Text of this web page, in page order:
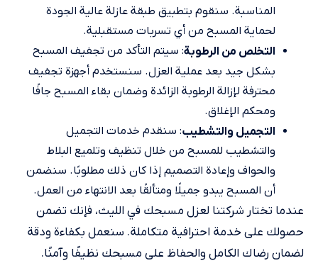
المناسبة. سنقوم بتطبيق طبقة عازلة عالية الجودة
لحماية المسبح من أي تسربات مستقبلية.
التخلص من الرطوبة: سيتم التأكد من تجفيف المسبح
بشكل جيد بعد عملية العزل. سنستخدم أجهزة تجفيف
محترفة لإزالة الرطوبة الزائدة وضمان بقاء المسبح جافًا
ومحكم الإغلاق.
التجميل والتشطيب: سنقدم خدمات التجميل
والتشطيب للمسبح من خلال تنظيف وتلميع البلاط
والحواف وإعادة التصميم إذا كان ذلك مطلوبًا. سنضمن
أن المسبح يبدو جميلًا ومتألقًا بعد الانتهاء من العمل.
عندما تختار شركتنا لعزل مسبحك في الليث، فإنك تضمن
حصولك على خدمة احترافية متكاملة. سنعمل بكفاءة ودقة
لضمان رضاك الكامل والحفاظ على مسبحك نظيفًا وآمنًا.